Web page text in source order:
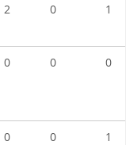
2 0 1
0 0 0
0 0 1